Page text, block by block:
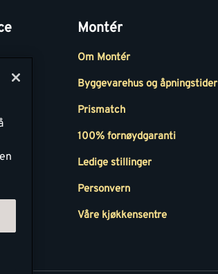
Montér
Om Montér
Byggevarehus og åpningstider
Prismatch
100% fornøydgaranti
Ledige stillinger
Personvern
Våre kjøkkensentre